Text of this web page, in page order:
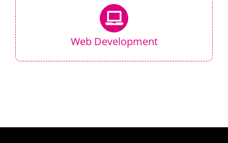
Web Development